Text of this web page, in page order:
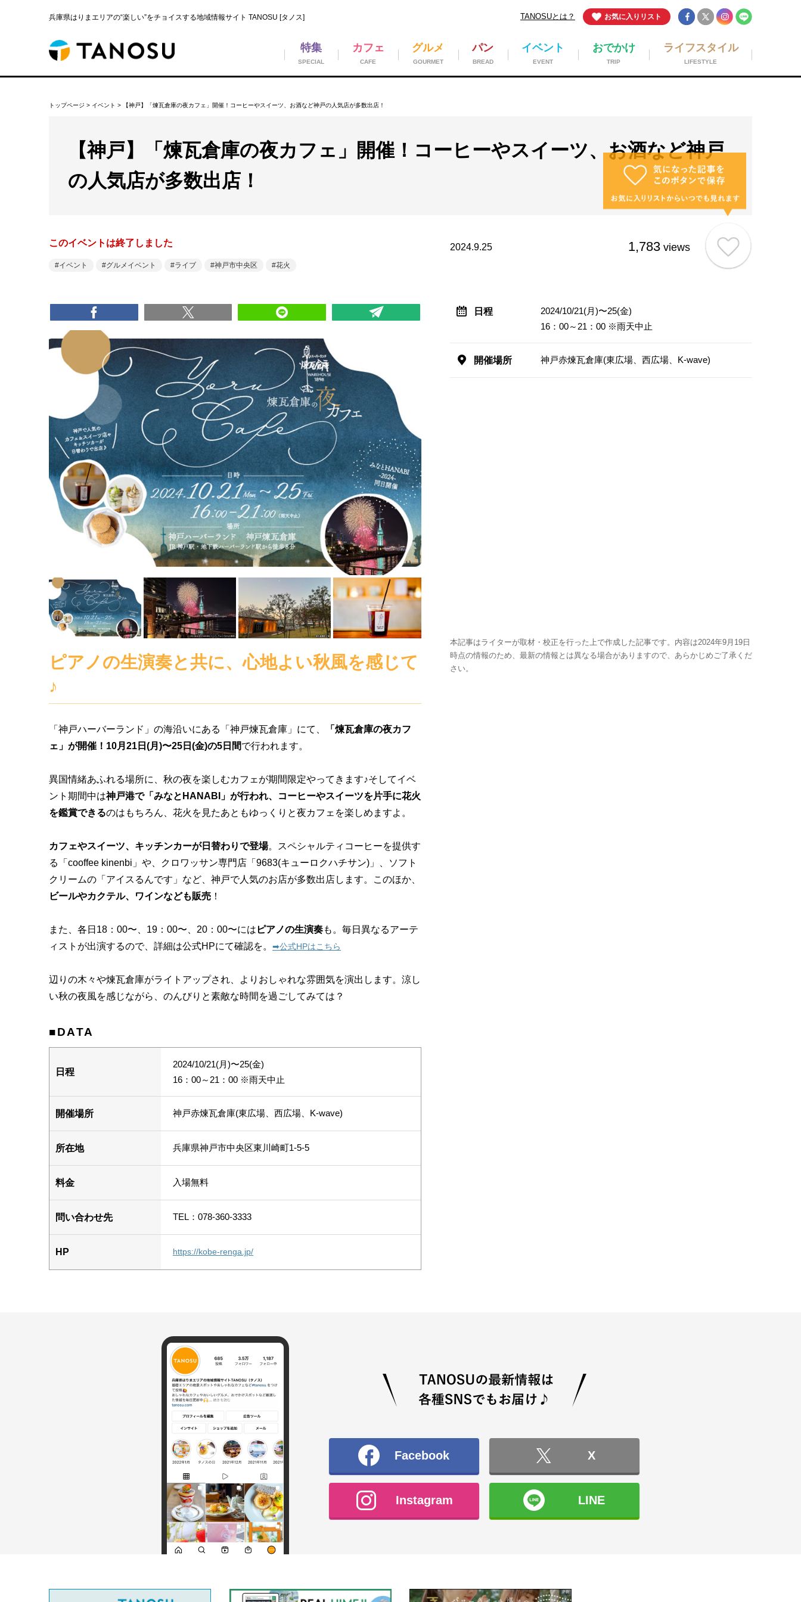
兵庫県はりまエリアの“楽しい”をチョイスする地域情報サイト TANOSU [タノス] お気に入りリスト
TANOSUとは？
ライフスタイル
LIFESTYLE
おでかけ
TRIP
イベント
EVENT
パン
BREAD
グルメ
GOURMET
カフェ
CAFE
特集
SPECIAL
トップページ > イベント > 【神戸】「煉瓦倉庫の夜カフェ」開催！コーヒーやスイーツ、お酒など神戸の人気店が多数出店！
【神戸】「煉瓦倉庫の夜カフェ」開催！コーヒーやスイーツ、お酒など神戸
の人気店が多数出店！
このイベントは終了しました
イベント グルメイベント ライブ 神戸市中央区 花火
2024.9.25 1,783 views
ピアノの生演奏と共に、心地よい秋風を感じて
♪
「神戸ハーバーランド」の海沿いにある「神戸煉瓦倉庫」にて、
「煉瓦倉庫の夜カフ
ェ」が開催！10月21日(月)〜25日(金)の5日間で行われます。
異国情緒あふれる場所に、秋の夜を楽しむカフェが期間限定やってきます♪そしてイベ
ント期間中は神戸港で「みなとHANABI」が行われ、コーヒーやスイーツを片手に花火
を鑑賞できるのはもちろん、花火を見たあともゆっくりと夜カフェを楽しめますよ。
カフェやスイーツ、キッチンカーが日替わりで登場。スペシャルティコーヒーを提供す
る「cooffee kinenbi」や、クロワッサン専門店「9683(キューロクハチサン)」、ソフト
クリームの「アイスるんです」など、神戸で人気のお店が多数出店します。このほか、
ビールやカクテル、ワインなども販売 ！
また、各日18：00〜、19：00〜、20：00〜には ピアノの生演奏も。毎日異なるアーテ
ィストが出演するので、詳細は公式HPにて確認を。 ➡︎公式HPはこちら
辺りの木々や煉瓦倉庫がライトアップされ、よりおしゃれな雰囲気を演出します。涼し
い秋の夜風を感じながら、のんびりと素敵な時間を過ごしてみては？
■DATA
日程
2024/10/21(月)〜25(金)
16：00～21：00 ※雨天中止
開催場所 神戸赤煉瓦倉庫(東広場、西広場、K-wave)
所在地 兵庫県神戸市中央区東川崎町1-5-5
料金 入場無料
問い合わせ先 TEL：078-360-3333
HP https://kobe-renga.jp/
日程
2024/10/21(月)〜25(金)
16：00～21：00 ※雨天中止
開催場所 神戸赤煉瓦倉庫(東広場、西広場、K-wave)
本記事はライターが取材・校正を行った上で作成した記事です。内容は2024年9月19日
時点の情報のため、最新の情報とは異なる場合がありますので、あらかじめご了承くだ
さい。
Facebook X
Instagram LINE